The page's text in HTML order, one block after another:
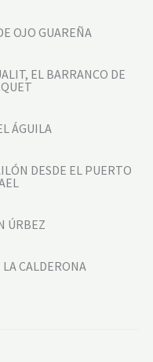
OJO GUAREÑA
EL BARRANCO DE
ÁGUILA
DESDE EL PUERTO
ÚRBEZ
CALDERONA